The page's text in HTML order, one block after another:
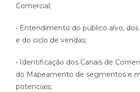
Comercial;
• Entendimento do público alvo,
e do ciclo de vendas;
• Identificação dos Canais de
do Mapeamento de segmentos e
potenciais;